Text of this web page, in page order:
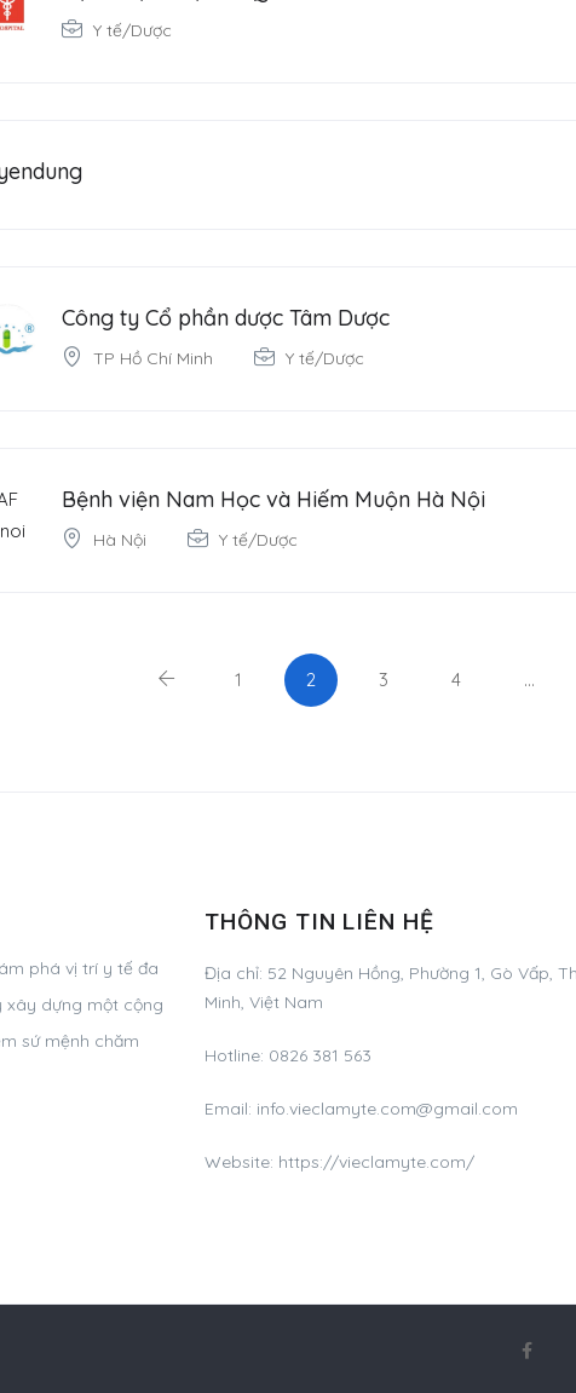
Y tế/Dược
Công ty Cổ phần dược Tâm Dược
TP Hồ Chí Minh Y tế/Dược
Bệnh viện Nam Học và Hiếm Muộn Hà Nội
Hà Nội Y tế/Dược
1 2 3 4 …
phá vị trí y tế đa
xây dựng một cộng
sứ mệnh chăm
THÔNG TIN LIÊN HỆ
Địa chỉ: 52 Nguyên Hồng, Phường 1, Gò Vấp,
Minh, Việt Nam
Hotline: 0826 381 563
Email: info.vieclamyte.com@gmail.com
Website: https://vieclamyte.com/